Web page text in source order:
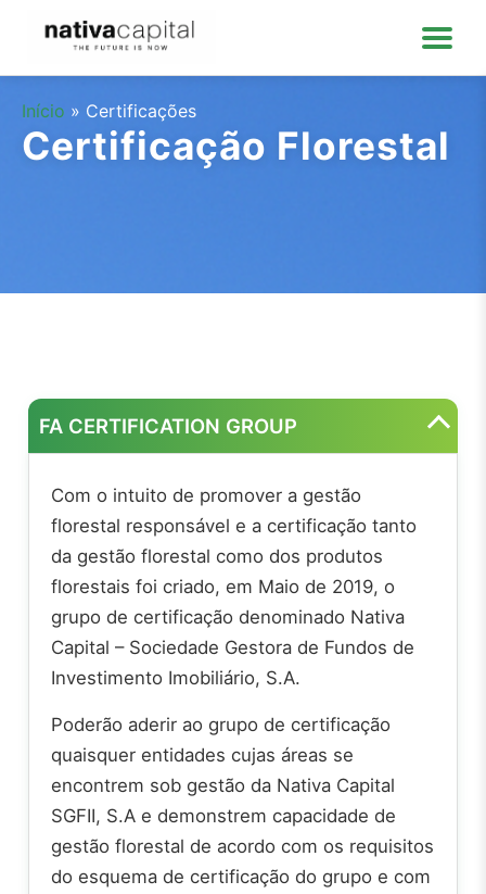
Início » Certificações
Certificação Florestal
FA CERTIFICATION GROUP
Com o intuito de promover a gestão
florestal responsável e a certificação tanto
da gestão florestal como dos produtos
florestais foi criado, em Maio de 2019, o
grupo de certificação denominado Nativa
Capital – Sociedade Gestora de Fundos de
Investimento Imobiliário, S.A.
Poderão aderir ao grupo de certificação
quaisquer entidades cujas áreas se
encontrem sob gestão da Nativa Capital
SGFII, S.A e demonstrem capacidade de
gestão florestal de acordo com os requisitos
do esquema de certificação do grupo e com